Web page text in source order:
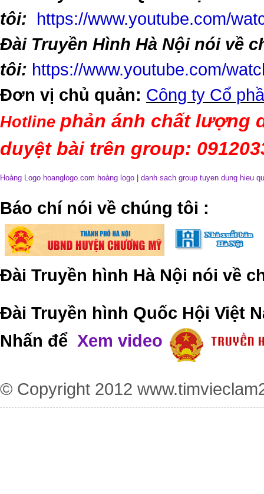
tôi:
https://www.youtube.com/
Đài Truyền Hình Hà Nội nói về
tôi: https://www.youtube.com/
Đơn vị chủ quản: Công ty Cổ
Hotline phản ánh chất lượng
duyệt bài trên group:
Hoàng Logo hoanglogo.com hoàng logo danh sach group tuyen dung hieu
​Báo chí nói về chúng tôi :
Đài Truyền hình Hà Nội nói về
Đài Truyền hình Quốc Hội Việt
Nhấn để Xem video
© Copyright 2012